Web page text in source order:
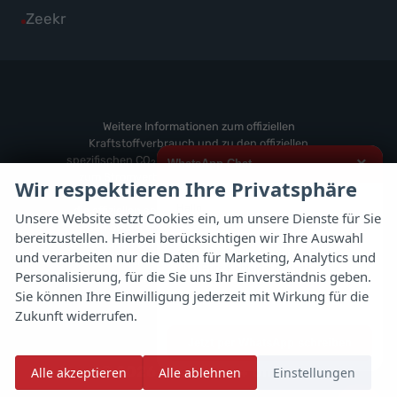
WhatsApp Chat ×
ich interessiere mich für das oben
genannte Fahrzeug und freue mich
über Eure Kontaktaufnahme.
Viele Grüße
anzeigen
Volvo
Fahrzeuge
Zeekr
Alle
Weitere Informationen zum offiziellen
Kraftstoffverbrauch und zu den offiziellen
spezifischen CO2
-Emissionen und gegebenenfalls
'Leitfaden über den offiziellen Kraftstoffverbrauch,
den offiziellen Stromverbrauch neuer PKW'
entnommen werden, der an allen Verkaufsstellen
und bei der 'Deutschen Automobil Treuhand
GmbH' unentgeltlich erhältlich ist unter
www.dat.de.
© 2026 Autoflex 24 GmbH
Wir respektieren Ihre Privatsphäre
Unsere Website setzt Cookies ein, um unsere Dienste für Sie
bereitzustellen. Hierbei berücksichtigen wir Ihre Auswahl
und verarbeiten nur die Daten für Marketing, Analytics und
Personalisierung, für die Sie uns Ihr Einverständnis geben.
Sie können Ihre Einwilligung jederzeit mit Wirkung für die
Zukunft widerrufen.
Alle akzeptieren Alle ablehnen Einstellungen